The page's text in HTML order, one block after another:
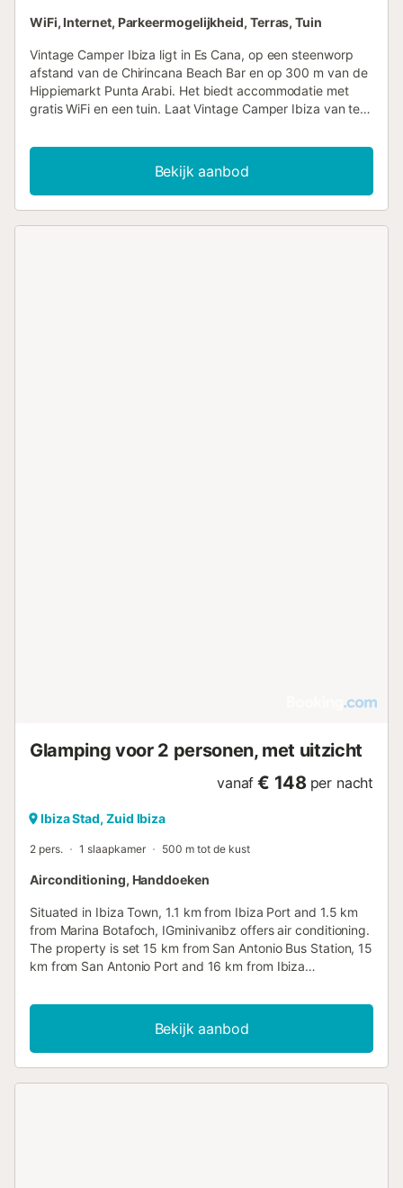
WiFi, Internet, Parkeermogelijkheid, Terras, Tuin
Vintage Camper Ibiza ligt in Es Cana, op een steenworp
afstand van de Chirincana Beach Bar en op 300 m van de
Hippiemarkt Punta Arabi. Het biedt accommodatie met
gratis WiFi en een tuin. Laat Vintage Camper Ibiza van te
het boeken kunt u het veld Speciale Verzoeken gebruiken,
of u kunt rechtstreeks contact opnemen met de
accommodatie met behulp van de contactgegevens in de
reserveringsbevestiging....
Bekijk aanbod
Glamping voor 2 personen, met uitzicht
vanaf € 148 per nacht
Ibiza Stad, Zuid Ibiza
2 pers. 1 slaapkamer 500 m tot de kust
Airconditioning, Handdoeken
Situated in Ibiza Town, 1.1 km from Ibiza Port and 1.5 km
from Marina Botafoch, IGminivanibz offers air conditioning.
The property is set 15 km from San Antonio Bus Station, 15
km from San Antonio Port and 16 km from Ibiza
Bekijk aanbod